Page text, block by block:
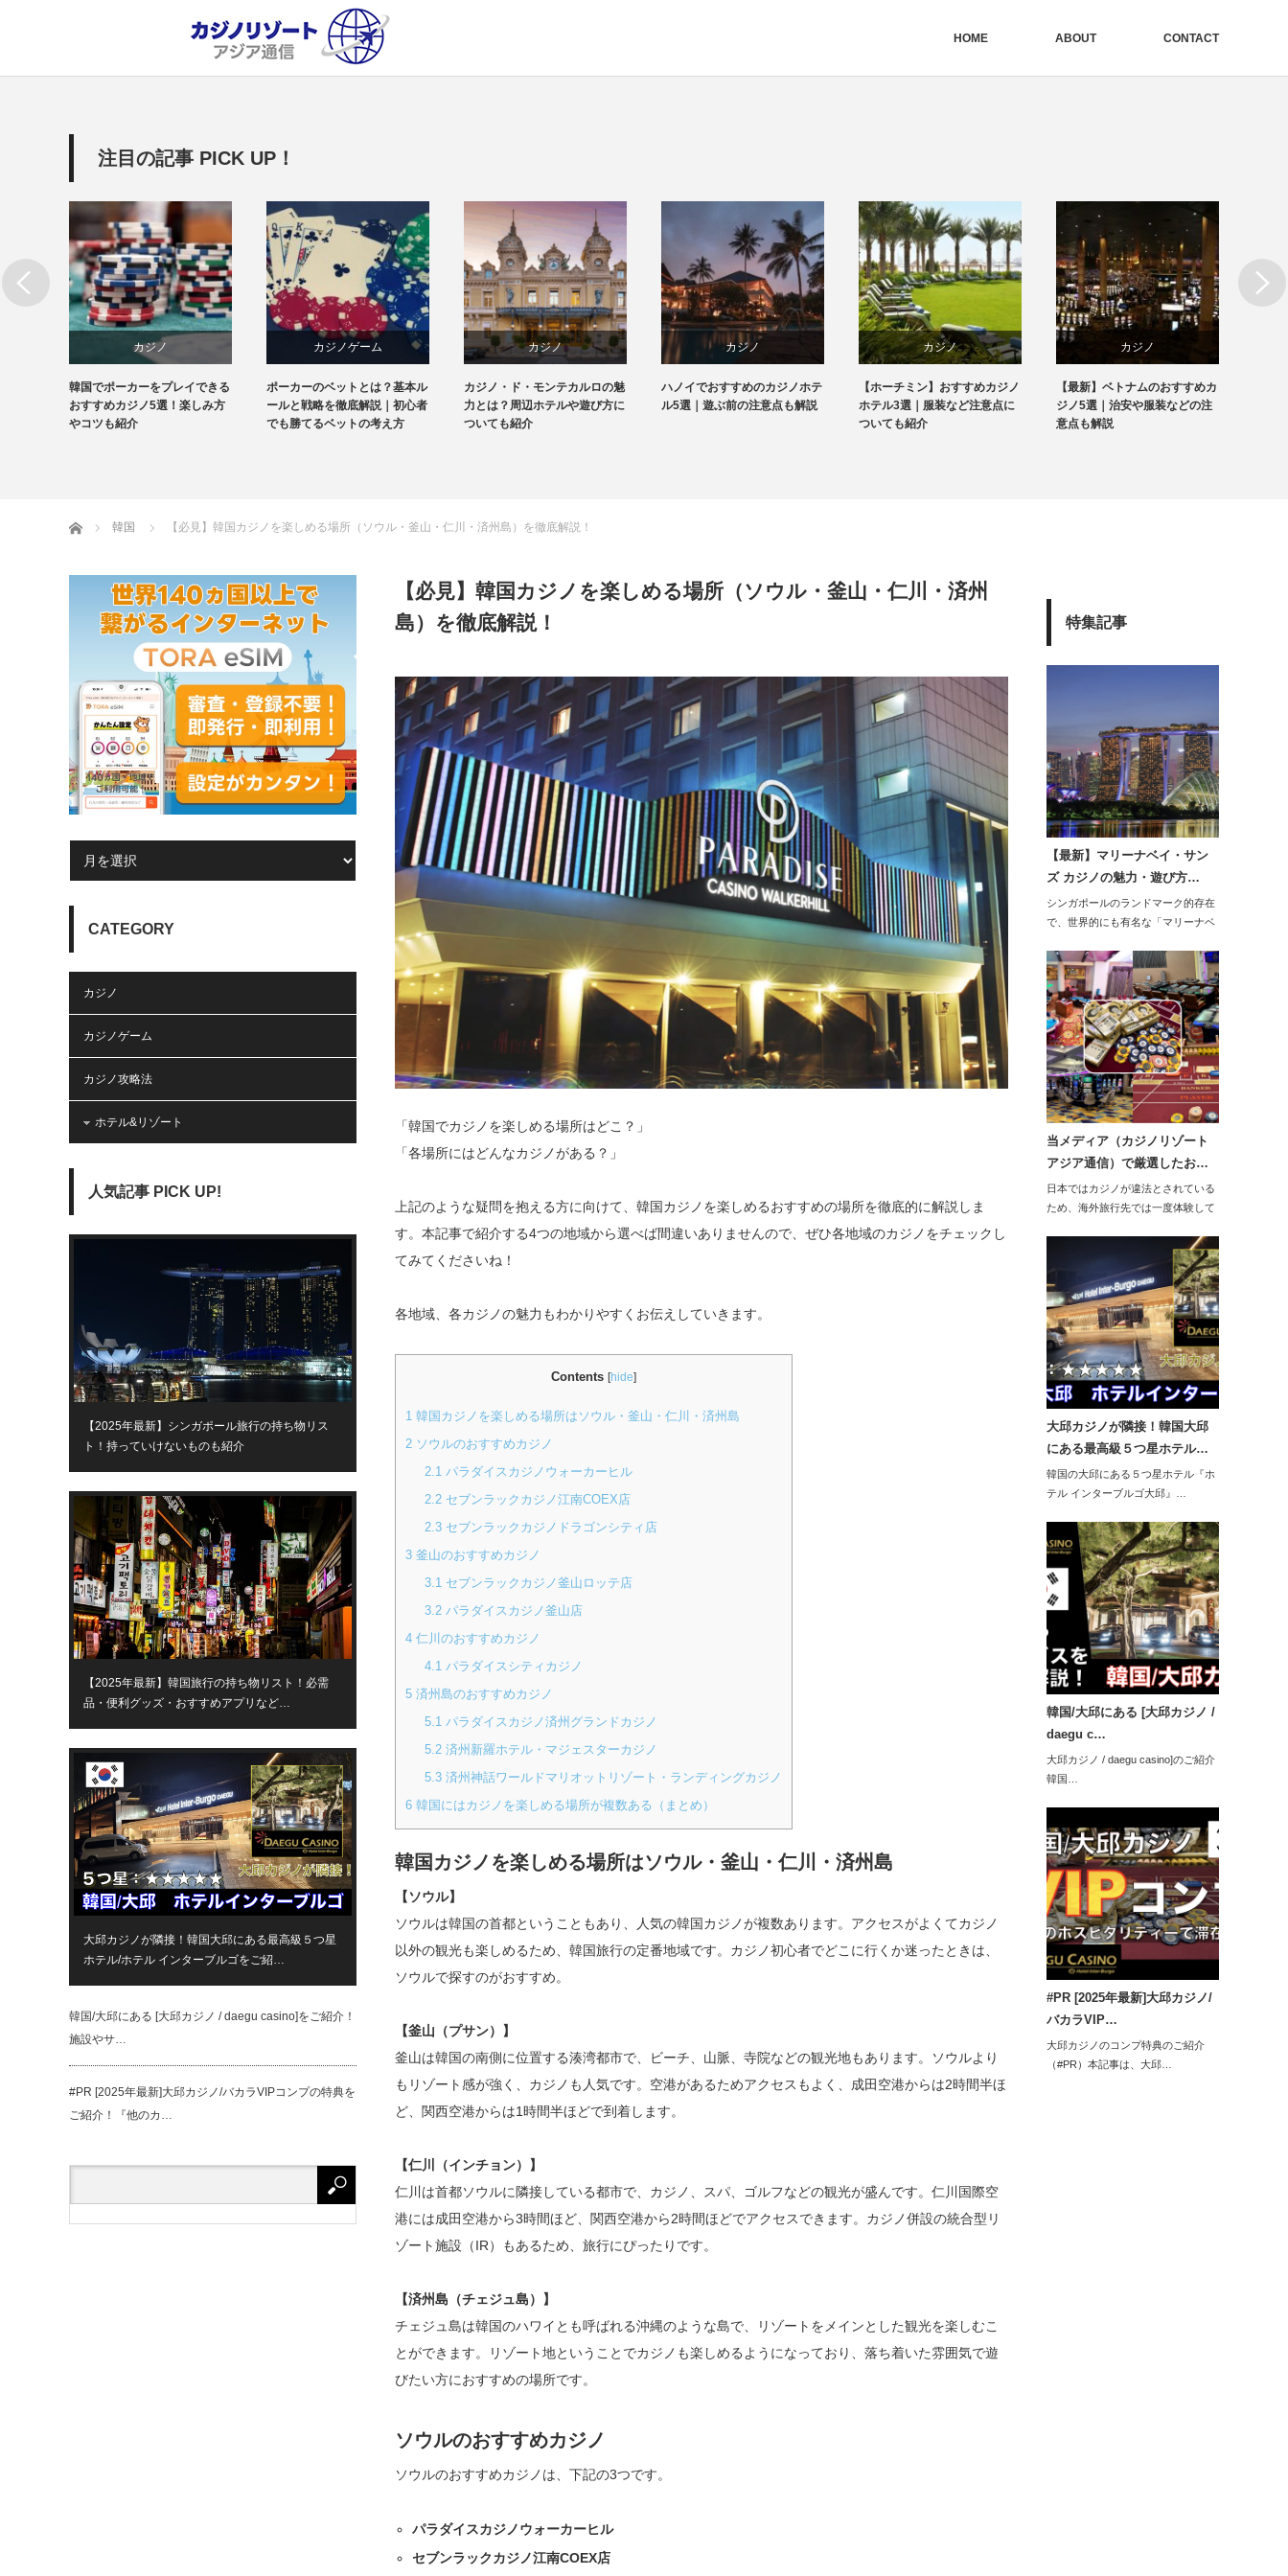
HOME ABOUT CONTACT
注目の記事 PICK UP！
カジノ
韓国
韓国でポーカーをプレイできる
おすすめカジノ5選！楽しみ方
やコツも紹介
カジノゲーム
カジノ攻略法
ポーカーのベットとは？基本ル
ールと戦略を徹底解説｜初心者
でも勝てるベットの考え方
カジノ
ホテル&リゾート
カジノ・ド・モンテカルロの魅
力とは？周辺ホテルや遊び方に
ついても紹介
カジノ
ベトナム
ハノイでおすすめのカジノホテ
ル5選｜遊ぶ前の注意点も解説
カジノ
ベトナム
【ホーチミン】おすすめカジノ
ホテル3選｜服装など注意点に
ついても紹介
ベトナム
【最新】ベトナムのおすすめカ
ジノ5選｜治安や服装などの注
意点も解説
Next
ホーム 韓国 【必見】韓国カジノを楽しめる場所（ソウル・釜山・仁川・済州島）を徹底解説！
【必見】韓国カジノを楽しめる場所（ソウル・釜山・仁川・済州
島）を徹底解説！
「韓国でカジノを楽しめる場所はどこ？」
「各場所にはどんなカジノがある？」
上記のような疑問を抱える方に向けて、韓国カジノを楽しめるおすすめの場所を徹底的に解説しま
す。本記事で紹介する4つの地域から選べば間違いありませんので、ぜひ各地域のカジノをチェックし
てみてくださいね！
各地域、各カジノの魅力もわかりやすくお伝えしていきます。
Contents [hide]
1 韓国カジノを楽しめる場所はソウル・釜山・仁川・済州島
2 ソウルのおすすめカジノ
2.1パラダイスカジノウォーカーヒル
2.2セブンラックカジノ江南COEX店
2.3セブンラックカジノドラゴンシティ店
3 釜山のおすすめカジノ
3.1セブンラックカジノ釜山ロッテ店
3.2パラダイスカジノ釜山店
4 仁川のおすすめカジノ
4.1パラダイスシティカジノ
5 済州島のおすすめカジノ
5.1パラダイスカジノ済州グランドカジノ
5.2済州新羅ホテル・マジェスターカジノ
5.3済州神話ワールドマリオットリゾート・ランディングカジノ
6 韓国にはカジノを楽しめる場所が複数ある（まとめ）
韓国カジノを楽しめる場所はソウル・釜山・仁川・済州島
【ソウル】
ソウルは韓国の首都ということもあり、人気の韓国カジノが複数あります。アクセスがよくてカジノ
以外の観光も楽しめるため、韓国旅行の定番地域です。カジノ初心者でどこに行くか迷ったときは、
ソウルで探すのがおすすめ。
【釜山（プサン）】
釜山は韓国の南側に位置する湊湾都市で、ビーチ、山脈、寺院などの観光地もあります。ソウルより
もリゾート感が強く、カジノも人気です。空港があるためアクセスもよく、成田空港からは2時間半ほ
ど、関西空港からは1時間半ほどで到着します。
【仁川（インチョン）】
仁川は首都ソウルに隣接している都市で、カジノ、スパ、ゴルフなどの観光が盛んです。仁川国際空
港には成田空港から3時間ほど、関西空港から2時間ほどでアクセスできます。カジノ併設の統合型リ
ゾート施設（IR）もあるため、旅行にぴったりです。
【済州島（チェジュ島）】
チェジュ島は韓国のハワイとも呼ばれる沖縄のような島で、リゾートをメインとした観光を楽しむこ
とができます。リゾート地ということでカジノも楽しめるようになっており、落ち着いた雰囲気で遊
びたい方におすすめの場所です。
ソウルのおすすめカジノ
ソウルのおすすめカジノは、下記の3つです。
パラダイスカジノウォーカーヒル
セブンラックカジノ江南COEX店
CATEGORY
カジノ
カジノゲーム
カジノ攻略法
ホテル&リゾート
人気記事 PICK UP!
【2025年最新】シンガポール旅行の持ち物リス
ト！持っていけないものも紹介
【2025年最新】韓国旅行の持ち物リスト！必需
品・便利グッズ・おすすめアプリなど…
大邱カジノが隣接！韓国大邱にある最高級５つ星
ホテル/ホテル インターブルゴをご紹…
韓国/大邱にある [大邱カジノ / daegu casino]をご紹介！
施設やサ…
#PR [2025年最新]大邱カジノ/バカラVIPコンプの特典を
ご紹介！『他のカ…
特集記事
【最新】マリーナベイ・サン
ズ カジノの魅力・遊び方…
シンガポールのランドマーク的存在
で、世界的にも有名な「マリーナベ
当メディア（カジノリゾート
アジア通信）で厳選したお…
日本ではカジノが違法とされている
ため、海外旅行先では一度体験して
大邱カジノが隣接！韓国大邱
にある最高級５つ星ホテル…
韓国の大邱にある５つ星ホテル『ホ
テル インターブルゴ大邱』…
韓国/大邱にある [大邱カジノ /
daegu c…
大邱カジノ / daegu casino]のご紹介
韓国…
#PR [2025年最新]大邱カジノ/
バカラVIP…
大邱カジノのコンプ特典のご紹介
（#PR）本記事は、大邱…